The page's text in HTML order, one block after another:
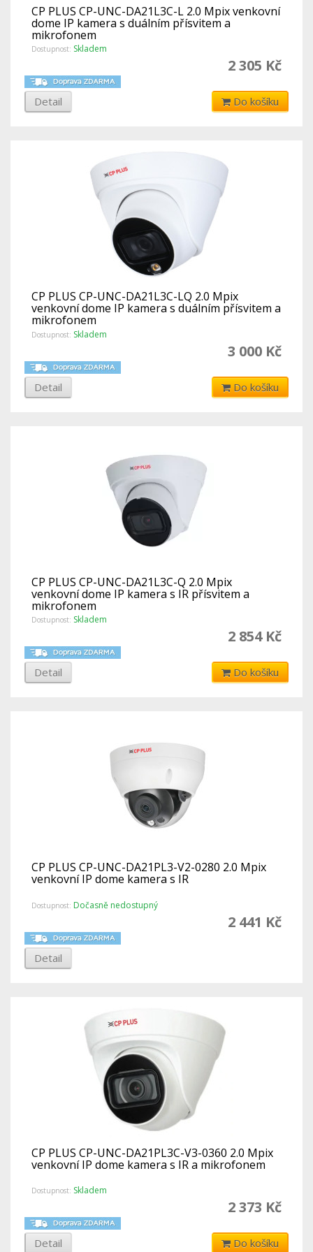
CP PLUS CP-UNC-DA21L3C-L 2.0 Mpix venkovní
dome IP kamera s duálním přísvitem a
mikrofonem
Dostupnost: Skladem
2 305 Kč
Detail Do košíku
CP PLUS CP-UNC-DA21L3C-LQ 2.0 Mpix
venkovní dome IP kamera s duálním přísvitem a
mikrofonem
Dostupnost: Skladem
3 000 Kč
Detail Do košíku
CP PLUS CP-UNC-DA21L3C-Q 2.0 Mpix
venkovní dome IP kamera s IR přísvitem a
mikrofonem
Dostupnost: Skladem
2 854 Kč
Detail Do košíku
CP PLUS CP-UNC-DA21PL3-V2-0280 2.0 Mpix
venkovní IP dome kamera s IR
Dostupnost: Dočasně nedostupný
2 441 Kč
Detail
CP PLUS CP-UNC-DA21PL3C-V3-0360 2.0 Mpix
venkovní IP dome kamera s IR a mikrofonem
Dostupnost: Skladem
2 373 Kč
Detail Do košíku